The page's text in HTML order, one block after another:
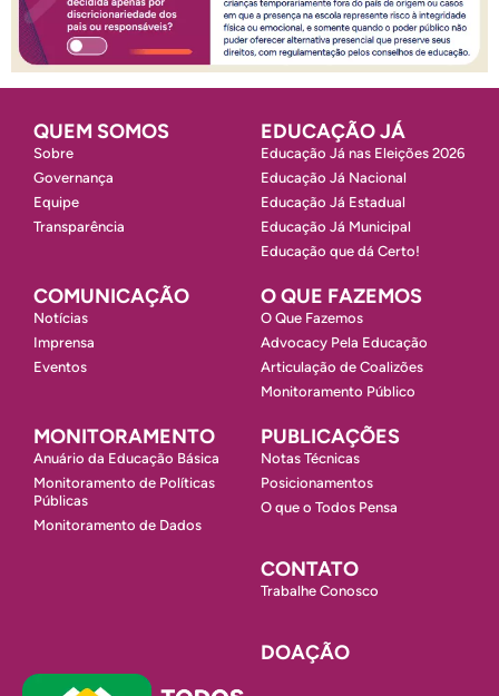
QUEM SOMOS
Sobre
Governança
Equipe
Transparência
EDUCAÇÃO JÁ
Educação Já nas Eleições 2026
Educação Já Nacional
Educação Já Estadual
Educação Já Municipal
Educação que dá Certo!
COMUNICAÇÃO
Notícias
Imprensa
Eventos
O QUE FAZEMOS
O Que Fazemos
Advocacy Pela Educação
Articulação de Coalizões
Monitoramento Público
MONITORAMENTO
Anuário da Educação Básica
Monitoramento de Políticas
Públicas
Monitoramento de Dados
PUBLICAÇÕES
Notas Técnicas
Posicionamentos
O que o Todos Pensa
CONTATO
Trabalhe Conosco
DOAÇÃO